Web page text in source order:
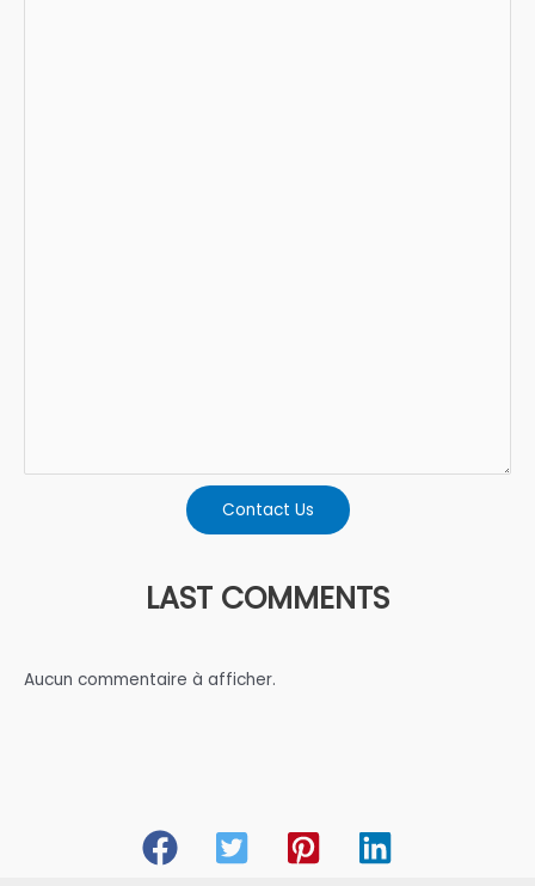
Contact Us
LAST COMMENTS
Aucun commentaire à afficher.